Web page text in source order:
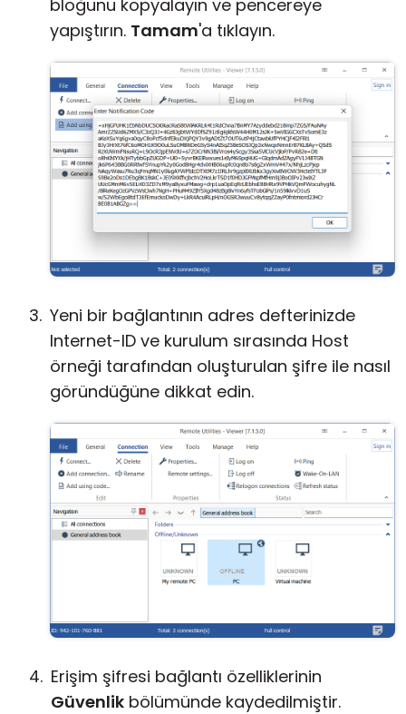
bloğunu kopyalayın ve pencereye
yapıştırın. Tamam'a tıklayın.
Yeni bir bağlantının adres defterinizde
Internet-ID ve kurulum sırasında Host
örneği tarafından oluşturulan şifre ile nasıl
göründüğüne dikkat edin.
Erişim şifresi bağlantı özelliklerinin
Güvenlik bölümünde kaydedilmiştir.